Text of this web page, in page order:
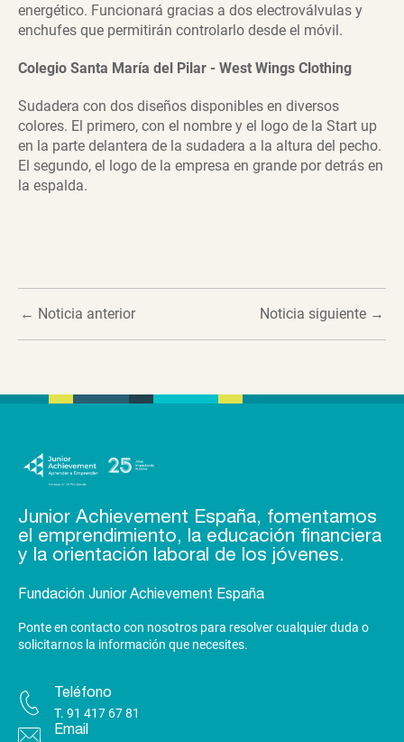
energético. Funcionará gracias a dos electroválvulas y
enchufes que permitirán controlarlo desde el móvil.
Colegio Santa María del Pilar - West Wings Clothing
Sudadera con dos diseños disponibles en diversos
colores. El primero, con el nombre y el logo de la Start up
en la parte delantera de la sudadera a la altura del pecho.
El segundo, el logo de la empresa en grande por detrás en
la espalda.
← Noticia anterior Noticia siguiente →
Junior Achievement España, fomentamos
el emprendimiento, la educación financiera
y la orientación laboral de los jóvenes.
Fundación Junior Achievement España
Ponte en contacto con nosotros para resolver cualquier duda o
solicitarnos la información que necesites.
Teléfono
T. 91 417 67 81
Email